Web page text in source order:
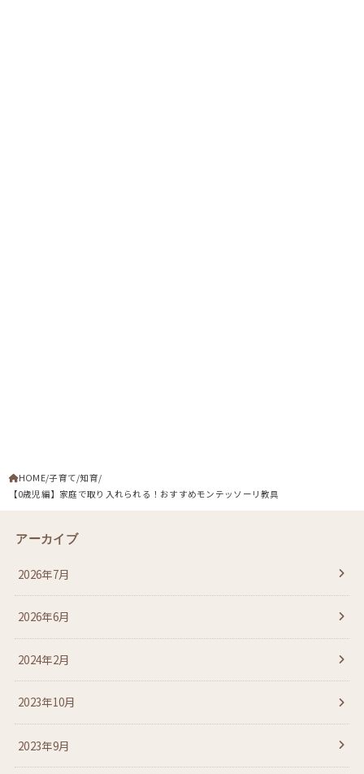
HOME 子育て 知育
【0歳児編】家庭で取り入れられる！おすすめモンテッソーリ教具
アーカイブ
2026年7月
2026年6月
2024年2月
2023年10月
2023年9月